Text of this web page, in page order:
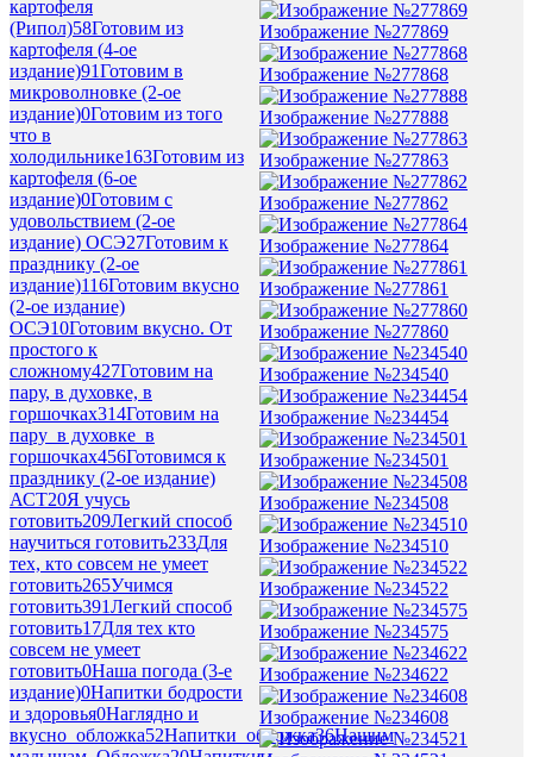
картофеля
(Рипол)58Готовим из
картофеля (4-ое
издание)91Готовим в
микроволновке (2-ое
издание)0Готовим из того
что в
холодильнике163Готовим из
картофеля (6-ое
издание)0Готовим с
удовольствием (2-ое
издание) ОСЭ27Готовим к
празднику (2-ое
издание)116Готовим вкусно
(2-ое издание)
ОСЭ10Готовим вкусно. От
простого к
сложному427Готовим на
пару, в духовке, в
горшочках314Готовим на
пару_в духовке_в
горшочках456Готовимся к
празднику (2-ое издание)
АСТ20Я учусь
готовить209Легкий способ
научиться готовить233Для
тех, кто совсем не умеет
готовить265Учимся
готовить391Легкий способ
готовить17Для тех кто
совсем не умеет
готовить0Наша погода (3-е
издание)0Напитки бодрости
и здоровья0Наглядно и
вкусно_обложка52Напитки_обложка36Нашим
Изображение №277869
Изображение №277868
Изображение №277888
Изображение №277863
Изображение №277862
Изображение №277864
Изображение №277861
Изображение №277860
Изображение №234540
Изображение №234454
Изображение №234501
Изображение №234508
Изображение №234510
Изображение №234522
Изображение №234575
Изображение №234622
Изображение №234608